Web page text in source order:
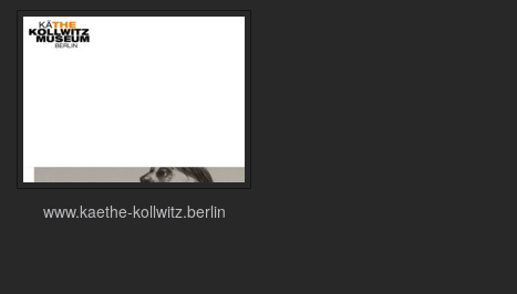
www.kaethe-kollwitz.berlin